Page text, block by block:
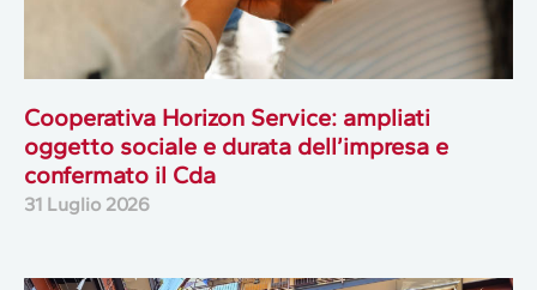
Cooperativa Horizon Service: ampliati
oggetto sociale e durata dell’impresa e
confermato il Cda
31 Luglio 2026